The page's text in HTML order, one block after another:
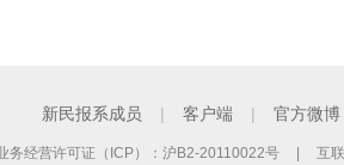
新民报系成员 | 客户端 | 官方微博
务经营许可证（ICP）：沪B2-20110022号 互